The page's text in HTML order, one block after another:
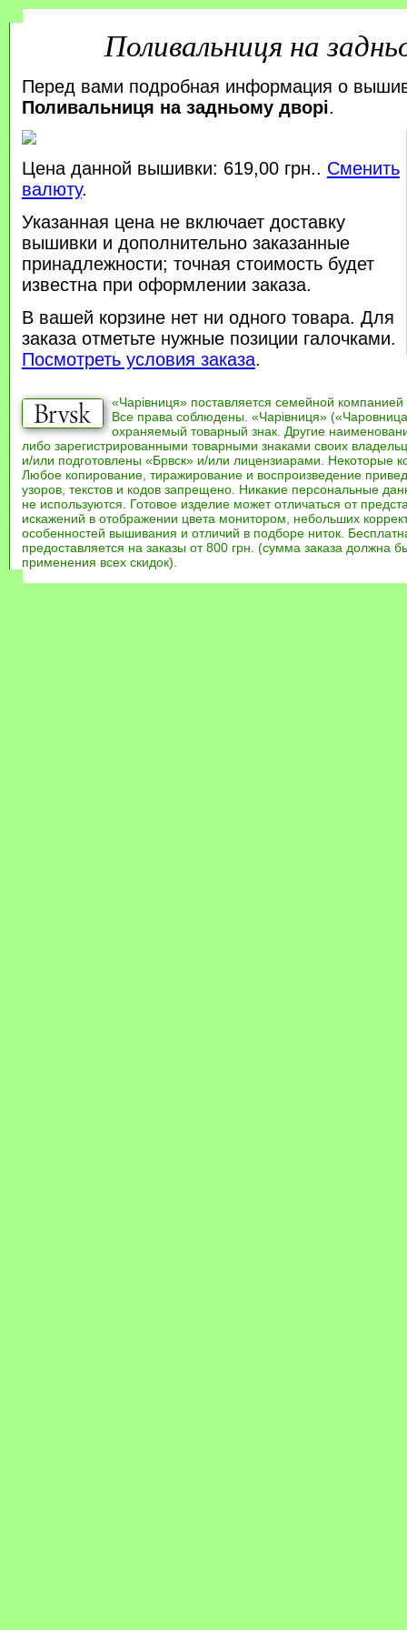
Поливальниця на
Перед вами подробная информация о
Поливальниця на задньому дворі.
Цена данной вышивки: 619,00 грн.. Сменить
валюту.
Указанная цена не включает доставку
вышивки и дополнительно заказанные
принадлежности; точная стоимость будет
известна при оформлении заказа.
В вашей корзине нет ни одного товара. Для
заказа отметьте нужные позиции галочками.
Посмотреть условия заказа.
«Чарівниця» поставляется семейной компанией
Все права соблюдены. «Чарівниця»
охраняемый товарный знак. Другие
либо зарегистрированными товарными знаками своих
и/или подготовлены «Брвск» и/или лицензиарами. Некоторые
Любое копирование, тиражирование и воспроизведение
узоров, текстов и кодов запрещено. Никакие персональные
не используются. Готовое изделие может отличаться от
искажений в отображении цвета монитором, небольших
особенностей вышивания и отличий в подборе ниток.
предоставляется на заказы от 800 грн. (сумма заказа должна
применения всех скидок).